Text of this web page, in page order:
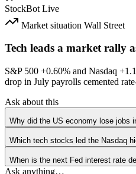
StockBot Live
Market situation Wall Street
Tech leads a market rally
S&P 500 +0.60% and Nasdaq
drop in July payrolls cemented
Ask about this
Why did the US economy lose jobs
Which tech stocks led the Nasdaq
When is the next Fed interest rate